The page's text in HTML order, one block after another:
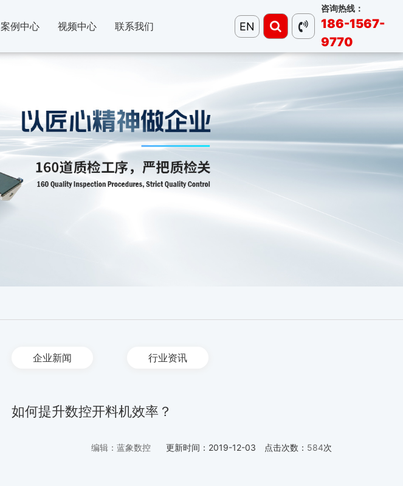
案例中心 视频中心 联系我们 EN
咨询热线：
186-1567-
9770
企业新闻 行业资讯
如何提升数控开料机效率？
编辑：蓝象数控 更新时间： 2019-12-03 点击次数： 584次